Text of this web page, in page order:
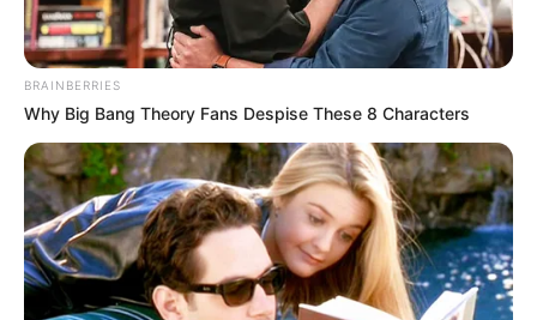
BRAINBERRIES
Why Big Bang Theory Fans Despise These 8 Characters